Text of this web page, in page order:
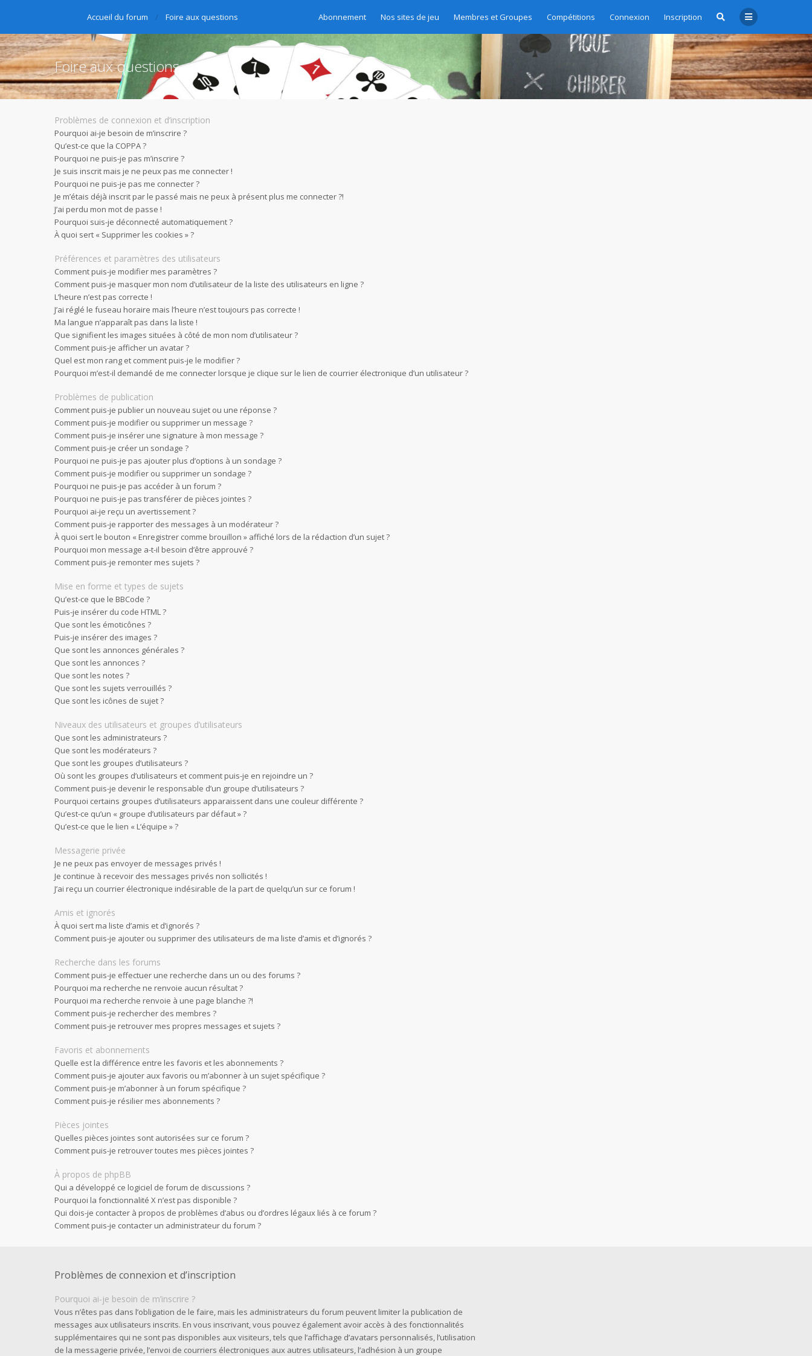
Abonnement Nos sites de jeu Membres et Groupes Compétitions Connexion Inscription
Accueil du forum Foire aux questions
Foire aux questions
Problèmes de connexion et d’inscription
Pourquoi ai-je besoin de m’inscrire ?
Qu’est-ce que la COPPA ?
Pourquoi ne puis-je pas m’inscrire ?
Je suis inscrit mais je ne peux pas me connecter !
Pourquoi ne puis-je pas me connecter ?
Je m’étais déjà inscrit par le passé mais ne peux à présent plus me connecter ?!
J’ai perdu mon mot de passe !
Pourquoi suis-je déconnecté automatiquement ?
À quoi sert « Supprimer les cookies » ?
Préférences et paramètres des utilisateurs
Comment puis-je modifier mes paramètres ?
Comment puis-je masquer mon nom d’utilisateur de la liste des utilisateurs en ligne ?
L’heure n’est pas correcte !
J’ai réglé le fuseau horaire mais l’heure n’est toujours pas correcte !
Ma langue n’apparaît pas dans la liste !
Que signifient les images situées à côté de mon nom d’utilisateur ?
Comment puis-je afficher un avatar ?
Quel est mon rang et comment puis-je le modifier ?
Pourquoi m’est-il demandé de me connecter lorsque je clique sur le lien de courrier électronique d’un utilisateur ?
Problèmes de publication
Comment puis-je publier un nouveau sujet ou une réponse ?
Comment puis-je modifier ou supprimer un message ?
Comment puis-je insérer une signature à mon message ?
Comment puis-je créer un sondage ?
Pourquoi ne puis-je pas ajouter plus d’options à un sondage ?
Comment puis-je modifier ou supprimer un sondage ?
Pourquoi ne puis-je pas accéder à un forum ?
Pourquoi ne puis-je pas transférer de pièces jointes ?
Pourquoi ai-je reçu un avertissement ?
Comment puis-je rapporter des messages à un modérateur ?
À quoi sert le bouton « Enregistrer comme brouillon » affiché lors de la rédaction d’un sujet ?
Pourquoi mon message a-t-il besoin d’être approuvé ?
Comment puis-je remonter mes sujets ?
Mise en forme et types de sujets
Qu’est-ce que le BBCode ?
Puis-je insérer du code HTML ?
Que sont les émoticônes ?
Puis-je insérer des images ?
Que sont les annonces générales ?
Que sont les annonces ?
Que sont les notes ?
Que sont les sujets verrouillés ?
Que sont les icônes de sujet ?
Niveaux des utilisateurs et groupes d’utilisateurs
Que sont les administrateurs ?
Que sont les modérateurs ?
Que sont les groupes d’utilisateurs ?
Où sont les groupes d’utilisateurs et comment puis-je en rejoindre un ?
Comment puis-je devenir le responsable d’un groupe d’utilisateurs ?
Pourquoi certains groupes d’utilisateurs apparaissent dans une couleur différente ?
Qu’est-ce qu’un « groupe d’utilisateurs par défaut » ?
Qu’est-ce que le lien « L’équipe » ?
Messagerie privée
Je ne peux pas envoyer de messages privés !
Je continue à recevoir des messages privés non sollicités !
J’ai reçu un courrier électronique indésirable de la part de quelqu’un sur ce forum !
Amis et ignorés
À quoi sert ma liste d’amis et d’ignorés ?
Comment puis-je ajouter ou supprimer des utilisateurs de ma liste d’amis et d’ignorés ?
Recherche dans les forums
Comment puis-je effectuer une recherche dans un ou des forums ?
Pourquoi ma recherche ne renvoie aucun résultat ?
Pourquoi ma recherche renvoie à une page blanche ?!
Comment puis-je rechercher des membres ?
Comment puis-je retrouver mes propres messages et sujets ?
Favoris et abonnements
Quelle est la différence entre les favoris et les abonnements ?
Comment puis-je ajouter aux favoris ou m’abonner à un sujet spécifique ?
Comment puis-je m’abonner à un forum spécifique ?
Comment puis-je résilier mes abonnements ?
Pièces jointes
Quelles pièces jointes sont autorisées sur ce forum ?
Comment puis-je retrouver toutes mes pièces jointes ?
À propos de phpBB
Qui a développé ce logiciel de forum de discussions ?
Pourquoi la fonctionnalité X n’est pas disponible ?
Qui dois-je contacter à propos de problèmes d’abus ou d’ordres légaux liés à ce forum ?
Comment puis-je contacter un administrateur du forum ?
Problèmes de connexion et d’inscription
Pourquoi ai-je besoin de m’inscrire ?
Vous n’êtes pas dans l’obligation de le faire, mais les administrateurs du forum peuvent limiter la publication de
messages aux utilisateurs inscrits. En vous inscrivant, vous pouvez également avoir accès à des fonctionnalités
supplémentaires qui ne sont pas disponibles aux visiteurs, tels que l’affichage d’avatars personnalisés, l’utilisation
de la messagerie privée, l’envoi de courriers électroniques aux autres utilisateurs, l’adhésion à un groupe